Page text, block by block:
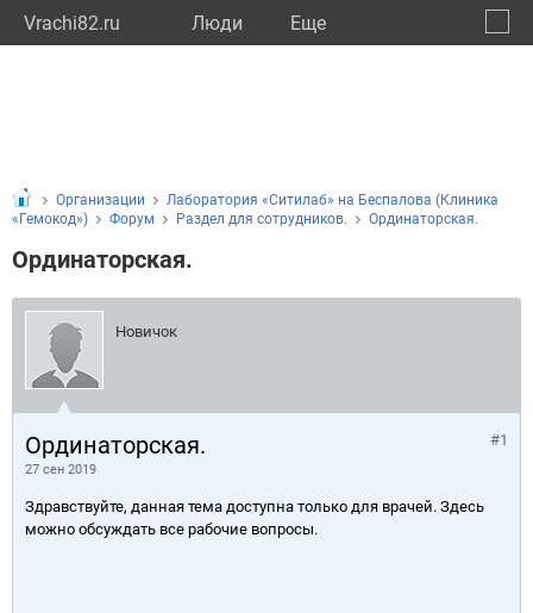
Vrachi82.ru Люди Eще
Организации
Лаборатория «Ситилаб» на Беспалова (Клиника
«Гемокод»)
Форум Раздел для сотрудников. Ординаторская.
Ординаторская.
Новичок
Ординаторская.
27 сен 2019
#1
Здравствуйте, данная тема доступна только для врачей. Здесь
можно обсуждать все рабочие вопросы.